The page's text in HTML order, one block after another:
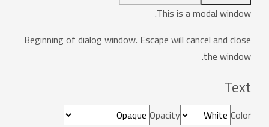
This is a modal window.
Beginning of dialog window. Escape will cancel and close
the window.
Text
Color
Opacity